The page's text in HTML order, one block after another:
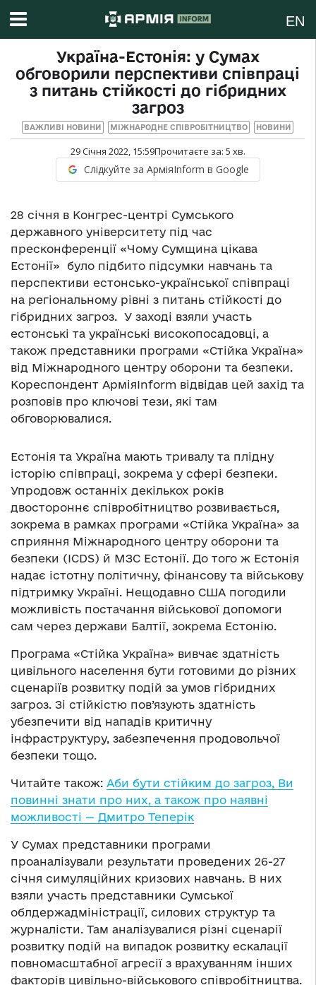
EN
Україна-Естонія: у Сумах
обговорили перспективи співпраці
з питань стійкості до гібридних
загроз
ВАЖЛИВІ НОВИНИ МІЖНАРОДНЕ СПІВРОБІТНИЦТВО НОВИНИ
29 Січня 2022, 15:59Прочитаєте за: 5 хв.
Слідкуйте за АрміяInform в Google
28 січня в Конгрес-центрі Сумського
державного університету під час
пресконференції «Чому Сумщина цікава
Естонії» було підбито підсумки навчань та
перспективи естонсько-української співпраці
на регіональному рівні з питань стійкості до
гібридних загроз. У заході взяли участь
естонські та українські високопосадовці, а
також представники програми «Стійка Україна»
від Міжнародного центру оборони та безпеки.
Кореспондент АрміяInform відвідав цей захід та
розповів про ключові тези, які там
обговорювалися.
Естонія та Україна мають тривалу та плідну
історію співпраці, зокрема у сфері безпеки.
Упродовж останніх декількох років
двостороннє співробітництво розвивається,
зокрема в рамках програми «Стійка Україна» за
сприяння Міжнародного центру оборони та
безпеки (ICDS) й МЗС Естонії. До того ж Естонія
надає істотну політичну, фінансову та військову
підтримку Україні. Нещодавно США погодили
можливість постачання військової допомоги
сам через держави Балтії, зокрема Естонію.
Програма «Стійка Україна» вивчає здатність
цивільного населення бути готовими до різних
сценаріїв розвитку подій за умов гібридних
загроз. Зі стійкістю пов’язують здатність
убезпечити від нападів критичну
інфраструктуру, забезпечення продовольчої
безпеки тощо.
Читайте також: Аби бути стійким до загроз, Ви
повинні знати про них, а також про наявні
можливості — Дмитро Теперік
У Сумах представники програми
проаналізували результати проведених 26-27
січня симуляційних кризових навчань. В них
взяли участь представники Сумської
облдержадміністрації, силових структур та
журналісти. Там аналізувалися різні сценарії
розвитку подій на випадок розвитку ескалації
повномасштабної агресії з врахуванням інших
факторів цивільно-військового співробітництва.